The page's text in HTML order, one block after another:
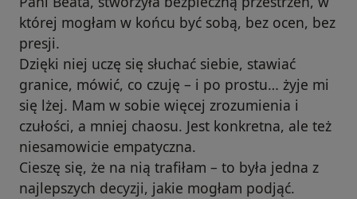
której mogłam w końcu być sobą, bez ocen, bez
presji.
Dzięki niej uczę się słuchać siebie, stawiać
granice, mówić, co czuję – i po prostu… żyje mi
się lżej. Mam w sobie więcej zrozumienia i
czułości, a mniej chaosu. Jest konkretna, ale też
niesamowicie empatyczna.
Cieszę się, że na nią trafiłam – to była jedna z
najlepszych decyzji, jakie mogłam podjąć.